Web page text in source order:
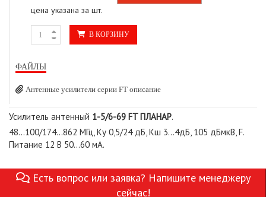
цена указана за шт.
В КОРЗИНУ
ФАЙЛЫ
Антенные усилители серии FT описание
Усилитель антенный 1-5/6-69 FT ПЛАНАР.
48...100/174...862 МГц, Ку 0,5/24 дБ, Кш 3...4дБ, 105 дБмкВ, F.
Питание 12 В 50...60 мА.
Есть вопрос или заявка? Напишите менеджеру
сейчас!